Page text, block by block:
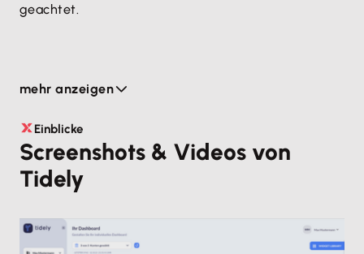
geachtet.
Schaltzentrale für den finanziellen Erfolg. Hier
findest du passend zu deinem Geschäftsmodell
Informationen in Echtzeit über alle Cash-relevanten
Vorgänge. Stell dir dein individuelles Dashboard mit
den relevantesten Liquiditätskennzahlen zusammen.
mehr anzeigen
Einblicke
Screenshots & Videos von
Tidely